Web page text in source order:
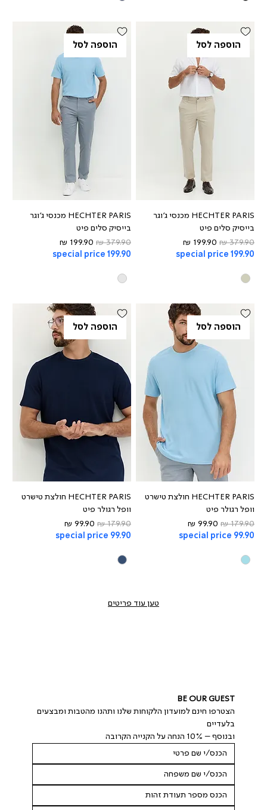
הוספה לסל
HECHTER PARIS מכנסי ג'וגר
בייסיק סלים פיט
מחיר רגיל
מחיר מבצע
special price 199.90
הוספה לסל
HECHTER PARIS מכנסי ג'וגר
בייסיק סלים פיט
מחיר רגיל
מחיר מבצע
special price 199.90
הוספה לסל
HECHTER PARIS חולצת טישרט
וופל רגולר פיט
מחיר רגיל
מחיר מבצע
special price 99.90
הוספה לסל
HECHTER PARIS חולצת טישרט
וופל רגולר פיט
מחיר רגיל
מחיר מבצע
special price 99.90
טען עוד פריטים
BE OUR GUEST
הצטרפו חינם למועדון הלקוחות שלנו ותהנו מהטבות ומבצעים
בלעדיים
ובנוסף – 10% הנחה על הקנייה הקרובה